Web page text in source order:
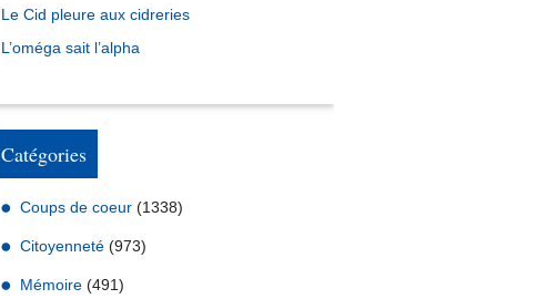
Le Cid pleure aux cidreries
L’oméga sait l’alpha
Catégories
Coups de coeur (1338)
Citoyenneté (973)
Mémoire (491)